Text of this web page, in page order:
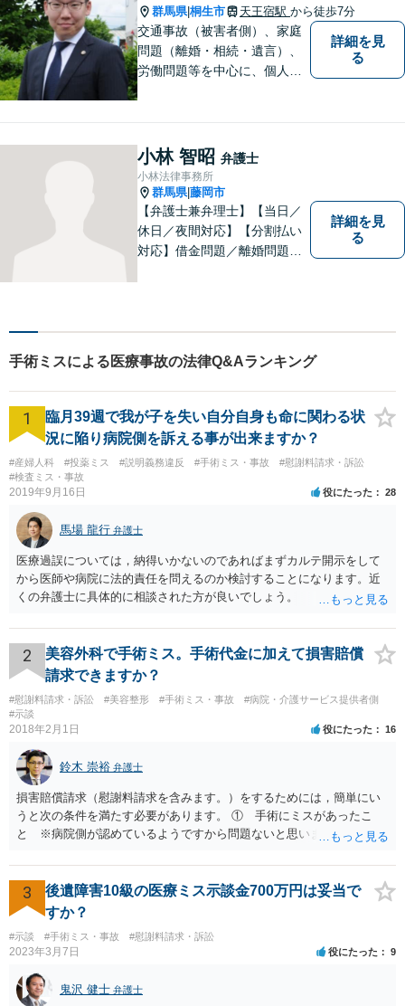
群馬県|桐生市 天王宿駅 から徒歩7分
交通事故（被害者側）、家庭
問題（離婚・相続・遺言）、
労働問題等を中心に、個人・
もご満足いただける質の高い
サービスを日々心がけていま
す。
詳細を見
る
小林 智昭 弁護士
小林法律事務所
群馬県|藤岡市
【弁護士兼弁理士】【当日／
休日／夜間対応】【分割払い
対応】借金問題／離婚問題／
幅広く対応。地域に根ざした
指しています。お気軽にご相
談ください。
詳細を見
る
手術ミスによる医療事故の法律Q&Aランキング
1
臨月39週で我が子を失い自分自身も命に関わる状
況に陥り病院側を訴える事が出来ますか？
#産婦人科 #投薬ミス #説明義務違反 #手術ミス・事故
#慰謝料請求・訴訟
#検査ミス・事故
2019年9月16日 役にたった 28
馬場 龍行 弁護士
医療過誤については，納得いかないのであればまずカルテ開示をして
から医師や病院に法的責任を問えるのか検討することになります。近
くの弁護士に具体的に相談された方が良いでしょう。
2
美容外科で手術ミス。手術代金に加えて損害賠償
請求できますか？
#慰謝料請求・訴訟 #美容整形 #手術ミス・事故
#病院・介護サービス提供者側
#示談
2018年2月1日 役にたった 16
鈴木 崇裕 弁護士
損害賠償請求（慰謝料請求を含みます。）をするためには，簡単にい
うと次の条件を満たす必要があります。 ① 手術にミスがあったこ
と ※病院側が認めているようですから問題ないと思います。 ② 手
術のミスの「せいで」マスクが外せなくなったこと ④ 仕事を休まな
ければならなくなった「せいで」休業損害が発生したこと ⑤ マスク
を外せなくなった「せいで」経済的に評価できる精神的な損害が発生
したこと 「せいで」と強調した点が，内藤先生のご指摘なさる「相当
因果関係」です。 手術のミスと関係のないことまでは責任追及ができ
ないということです。 手術のミスの結果，手術前と比べて見た目が著
しく悪くなってしまったとか， 手術のミスの結果，入院期間が延びて
しまったとかいう事情があれば， 追加請求が可能な余地があります。
3
後遺障害10級の医療ミス示談金700万円は妥当で
すか？
#示談 #手術ミス・事故 #慰謝料請求・訴訟
2023年3月7日 役にたった 9
鬼沢 健士 弁護士